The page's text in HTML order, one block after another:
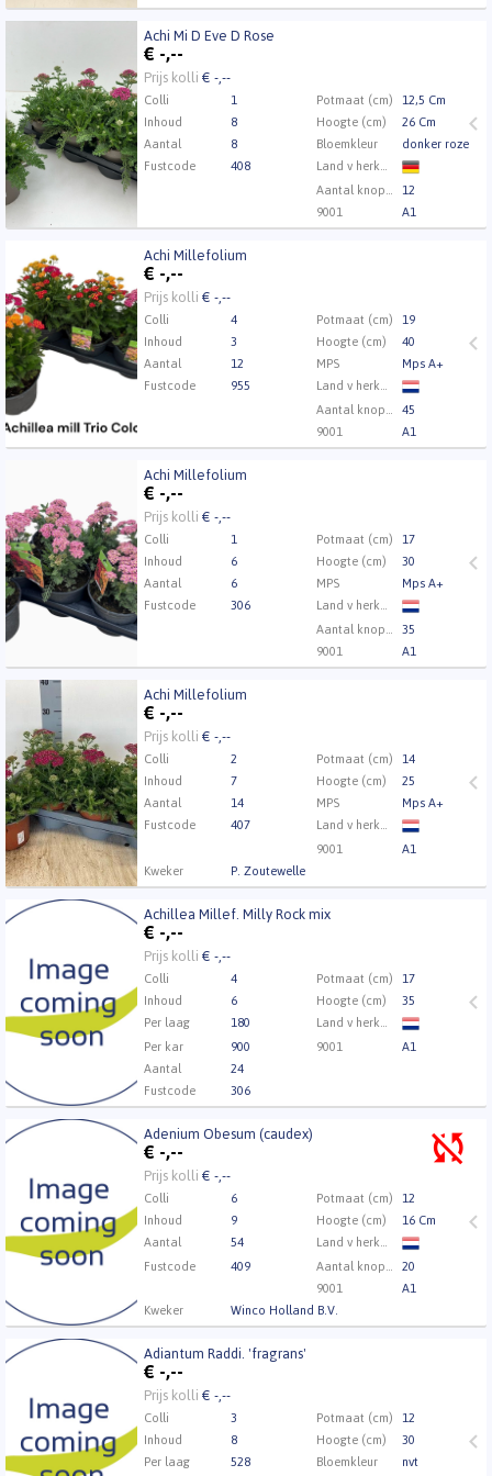
Kweker
Boomkw. Ron van Opstal BV
Achi Mi D Eve D Rose
€ -,--
Prijs kolli € -,--
Colli 1 Potmaat (cm)
12,5 Cm
Inhoud
8 Hoogte (cm)
26 Cm
Aantal
8 Bloemkleur
donker roze
Fustcode
408
12
9001
A1
Kweker
Blumen Greiving
Achi Mi D Eve D Rose
Eerst Inloggen a.u.b.Klik hier om in te loggen.
Achi Millefolium
€ -,--
Prijs kolli € -,--
Colli 4 Potmaat (cm)
19
Inhoud
3 Hoogte (cm)
40
Aantal
12 MPS
Mps A+
Fustcode
955
45
9001
A1
Achi Millefolium
Eerst Inloggen a.u.b.Klik hier om in te loggen.
Achi Millefolium
€ -,--
Prijs kolli € -,--
Colli 1 Potmaat (cm)
17
Inhoud
6 Hoogte (cm)
30
Aantal
6 MPS
Mps A+
Fustcode
306
35
9001
A1
Achi Millefolium
Eerst Inloggen a.u.b.Klik hier om in te loggen.
Achi Millefolium
€ -,--
Prijs kolli € -,--
Colli 2 Potmaat (cm)
14
Inhoud
7 Hoogte (cm)
25
Aantal
14 MPS
Mps A+
Fustcode
407
9001
A1
Kweker
P. Zoutewelle
Achi Millefolium
Eerst Inloggen a.u.b.Klik hier om in te loggen.
Achillea Millef. Milly Rock mix
€ -,--
Prijs kolli € -,--
Colli 4 Potmaat (cm)
17
Inhoud
6 Hoogte (cm)
35
Per laag
180
Per kar
900 9001
A1
Aantal
24
Fustcode
306
Kweker
Kwekerij de Weet
Achillea Millef. Milly Rock mix
Eerst Inloggen a.u.b.Klik hier om in te loggen.
Adenium Obesum (caudex)
€ -,--
Prijs kolli € -,--
Colli 6 Potmaat (cm)
12
Inhoud
9 Hoogte (cm)
16 Cm
Aantal
54
Fustcode
409
20
9001
A1
Kweker
Winco Holland B.V.
Adenium Obesum (caudex)
Eerst Inloggen a.u.b.Klik hier om in te loggen.
Adiantum Raddi. 'fragrans'
€ -,--
Prijs kolli € -,--
Colli 3 Potmaat (cm)
12
Inhoud
8 Hoogte (cm)
30
Per laag
528 Bloemkleur
nvt
Adiantum Raddi. 'fragrans'
Eerst Inloggen a.u.b.Klik hier om in te loggen.